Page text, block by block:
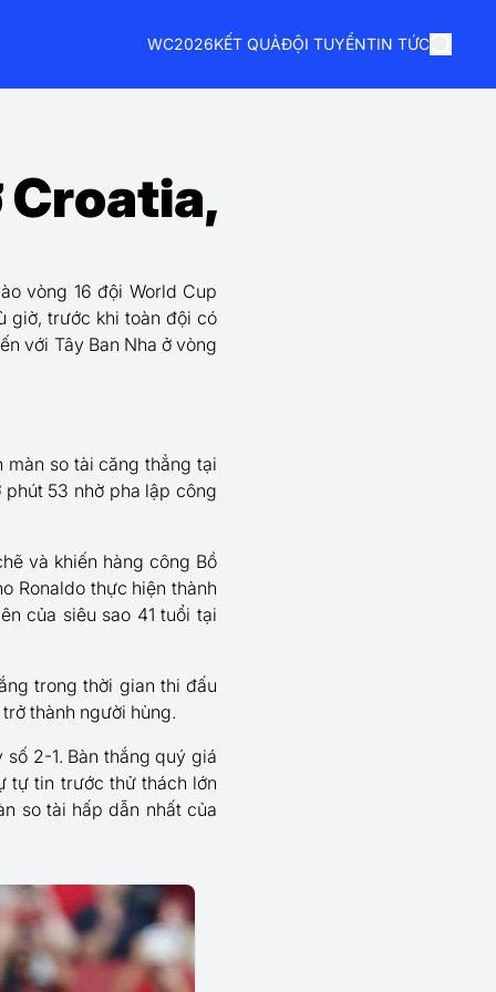
WC2026KẾT QUẢĐỘI TUYỂNTIN TỨC
vòng 16 đội World Cup
giờ, trước khi toàn đội có
với Tây Ban Nha ở vòng
so tài căng thẳng tại
53 nhờ pha lập công
và khiến hàng công Bồ
Ronaldo thực hiện thành
của siêu sao 41 tuổi tại
trong thời gian thi đấu
thành người hùng.
2-1. Bàn thắng quý giá
tự tin trước thử thách lớn
so tài hấp dẫn nhất của